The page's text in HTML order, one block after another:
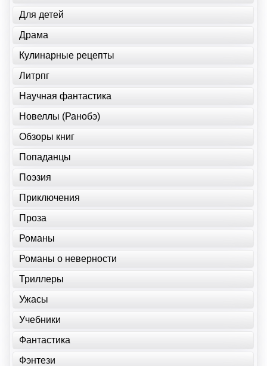
Для детей
Драма
Кулинарные рецепты
Литрпг
Научная фантастика
Новеллы (Ранобэ)
Обзоры книг
Попаданцы
Поэзия
Приключения
Проза
Романы
Романы о неверности
Триллеры
Ужасы
Учебники
Фантастика
Фэнтези